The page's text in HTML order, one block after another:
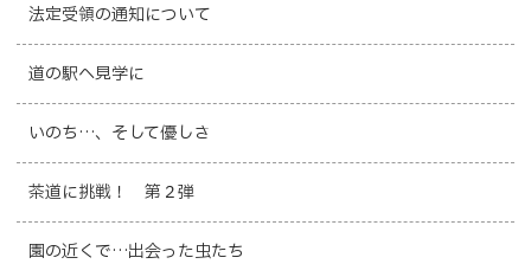
法定受領の通知について
道の駅へ見学に
いのち…、そして優しさ
茶道に挑戦！ 第２弾
園の近くで…出会った虫たち